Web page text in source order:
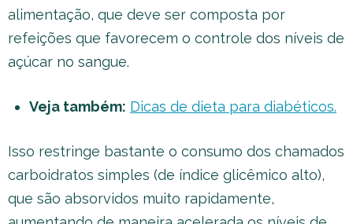
alimentação, que deve ser composta por
refeições que favorecem o controle dos níveis de
açúcar no sangue.
Veja também: Dicas de dieta para diabéticos.
Isso restringe bastante o consumo dos chamados
carboidratos simples (de índice glicêmico alto),
que são absorvidos muito rapidamente,